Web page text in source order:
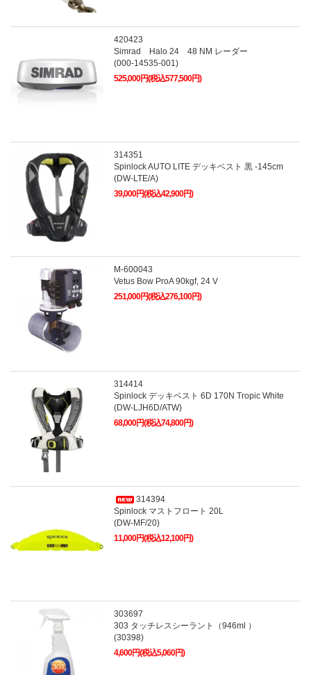
420423
Simrad Halo 24 48 NM レーダー
(000-14535-001)
525,000円(税込577,500円)
314351
Spinlock AUTO LITE デッキベスト 黒 -145cm
(DW-LTE/A)
39,000円(税込42,900円)
M-600043
Vetus Bow ProA 90kgf, 24 V
251,000円(税込276,100円)
314414
Spinlock デッキベスト 6D 170N Tropic White
(DW-LJH6D/ATW)
68,000円(税込74,800円)
314394
Spinlock マストフロート 20L
(DW-MF/20)
11,000円(税込12,100円)
303697
303 タッチレスシーラント（946ml ）
(30398)
4,600円(税込5,060円)